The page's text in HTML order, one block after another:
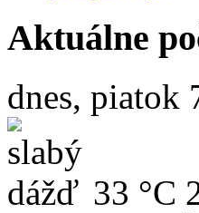
Aktuálne
dnes, piatok
33 °C